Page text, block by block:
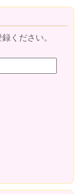
ください。